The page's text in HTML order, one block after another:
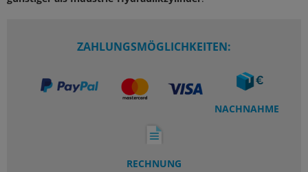
ZAHLUNGSMÖGLICHKEITEN:
NACHNAHME
RECHNUNG